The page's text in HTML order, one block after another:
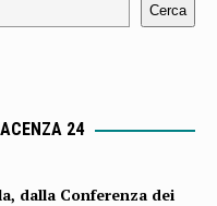
Cerca
24
dalla Conferenza dei